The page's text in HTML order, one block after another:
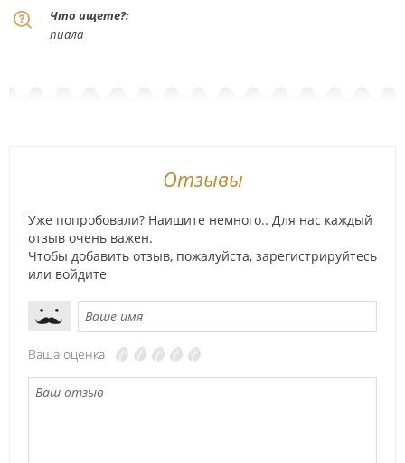
Что ищете?:
пиала
Отзывы
Уже попробовали? Наишите немного.. Для нас каждый
отзыв очень важен.
Чтобы добавить отзыв, пожалуйста, зарегистрируйтесь
или войдите
Ваша оценка